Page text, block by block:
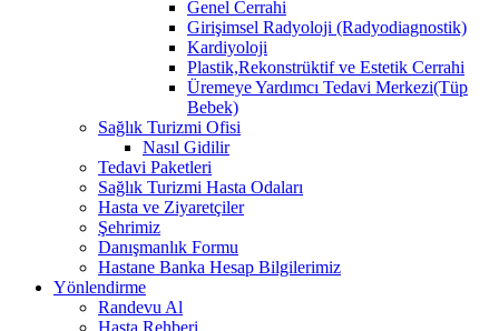
Genel Cerrahi
Girişimsel Radyoloji (Radyodiagnostik)
Kardiyoloji
Plastik,Rekonstrüktif ve Estetik Cerrahi
Üremeye Yardımcı Tedavi Merkezi(Tüp
Bebek)
Sağlık Turizmi Ofisi
Nasıl Gidilir
Tedavi Paketleri
Sağlık Turizmi Hasta Odaları
Hasta ve Ziyaretçiler
Şehrimiz
Danışmanlık Formu
Hastane Banka Hesap Bilgilerimiz
Yönlendirme
Randevu Al
Hasta Rehberi